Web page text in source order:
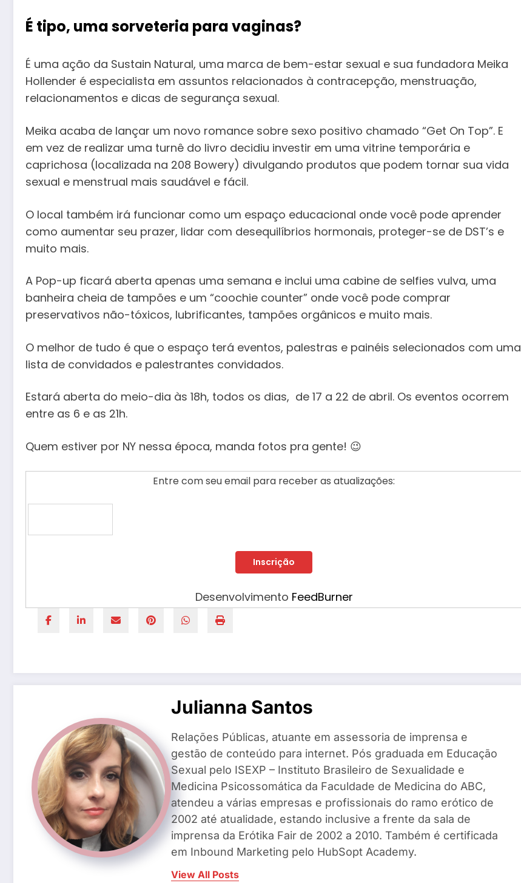
É tipo, uma sorveteria para vaginas?
É uma ação da Sustain Natural, uma marca de bem-estar sexual e sua fundadora Meika
Hollender é especialista em assuntos relacionados à contracepção, menstruação,
relacionamentos e dicas de segurança sexual.
Meika acaba de lançar um novo romance sobre sexo positivo chamado “Get On Top”. E
em vez de realizar uma turnê do livro decidiu investir em uma vitrine temporária e
caprichosa (localizada na 208 Bowery) divulgando produtos que podem tornar sua vida
sexual e menstrual mais saudável e fácil.
O local também irá funcionar como um espaço educacional onde você pode aprender
como aumentar seu prazer, lidar com desequilíbrios hormonais, proteger-se de DST’s e
muito mais.
A Pop-up ficará aberta apenas uma semana e inclui uma cabine de selfies vulva, uma
banheira cheia de tampões e um “coochie counter” onde você pode comprar
preservativos não-tóxicos, lubrificantes, tampões orgânicos e muito mais.
O melhor de tudo é que o espaço terá eventos, palestras e painéis selecionados com uma
lista de convidados e palestrantes convidados.
Estará aberta do meio-dia às 18h, todos os dias, de 17 a 22 de abril. Os eventos ocorrem
entre as 6 e as 21h.
Quem estiver por NY nessa época, manda fotos pra gente! 😉
Entre com seu email para receber as atualizações:
Desenvolvimento FeedBurner
Julianna Santos
Relações Públicas, atuante em assessoria de imprensa e
gestão de conteúdo para internet. Pós graduada em Educação
Sexual pelo ISEXP – Instituto Brasileiro de Sexualidade e
Medicina Psicossomática da Faculdade de Medicina do ABC,
atendeu a várias empresas e profissionais do ramo erótico de
2002 até atualidade, estando inclusive a frente da sala de
imprensa da Erótika Fair de 2002 a 2010. Também é certificada
em Inbound Marketing pelo HubSopt Academy.
View All Posts